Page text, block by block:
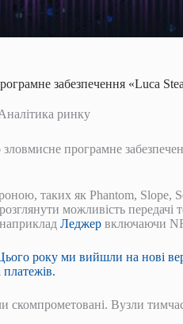
забезпечення «Luca
ринку
програмне
таких як Phantom, Slope,
можливість передачі
Леджер включаючи
року ми вийшли на нові
скомпрометовані. Вузли